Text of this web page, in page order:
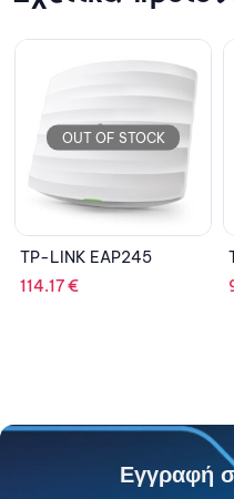
OUT OF STOCK
TP-LINK CPE710
95.31
Εγγραφή